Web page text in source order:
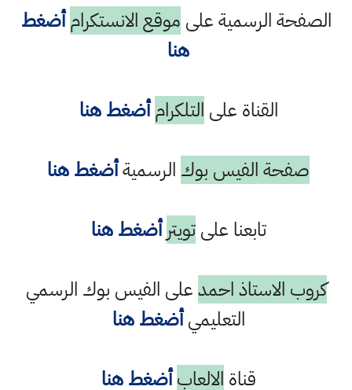
الصفحة الرسمية على موقع الانستكرام أضغط
هنا
القناة على التلكرام أضغط هنا
صفحة الفيس بوك الرسميةأضغط هنا
تابعنا علىتويتر أضغط هنا
كروب الاستاذ احمدعلى الفيس بوك الرسمي
التعليميأضغط هنا
قناة الالعاب أضغط هنا